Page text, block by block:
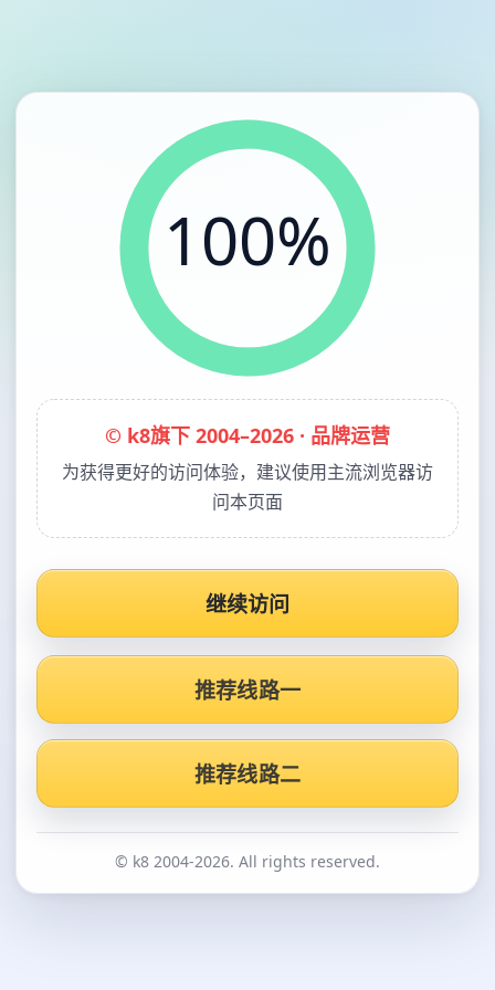
100%
© k8旗下 2004–2026 · 品牌运营
为获得更好的访问体验，建议使用主流浏览器访
问本页面
继续访问
推荐线路一
推荐线路二
© k8 2004-2026. All rights reserved.